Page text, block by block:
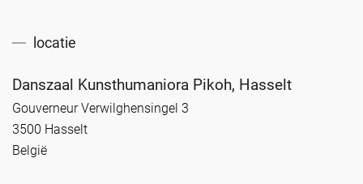
locatie
Danszaal Kunsthumaniora Pikoh, Hasselt
Gouverneur Verwilghensingel 3
3500 Hasselt
België